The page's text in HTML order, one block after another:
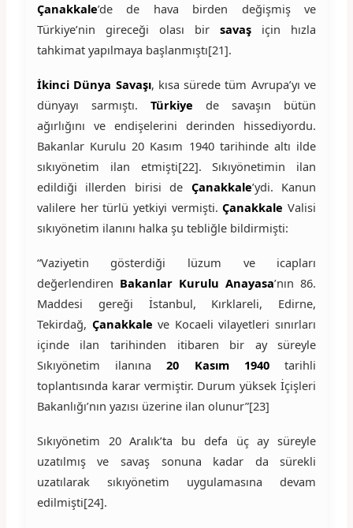
Çanakkale’de de hava birden değişmiş ve
Türkiye’nin gireceği olası birsavaş için hızla
tahkimat yapılmaya başlanmıştı[21].
İkinci Dünya Savaşı, kısa sürede tüm Avrupa’yı ve
dünyayı sarmıştı. Türkiye de savaşın bütün
ağırlığını ve endişelerini derinden hissediyordu.
Bakanlar Kurulu 20 Kasım 1940 tarihinde altı ilde
sıkıyönetim ilan etmişti[22]. Sıkıyönetimin ilan
edildiği illerden birisi de Çanakkale’ydi. Kanun
valilere her türlü yetkiyi vermişti.Çanakkale Valisi
sıkıyönetim ilanını halka şu tebliğle bildirmişti:
“Vaziyetin gösterdiği lüzum ve icapları
değerlendiren Bakanlar Kurulu Anayasa’nın 86.
Maddesi gereği İstanbul, Kırklareli, Edirne,
Tekirdağ, Çanakkale ve Kocaeli vilayetleri sınırları
içinde ilan tarihinden itibaren bir ay süreyle
Sıkıyönetim ilanına20 Kasım 1940tarihli
toplantısında karar vermiştir. Durum yüksek İçişleri
Bakanlığı’nın yazısı üzerine ilan olunur”[23]
Sıkıyönetim 20 Aralık’ta bu defa üç ay süreyle
uzatılmış ve savaş sonuna kadar da sürekli
uzatılarak sıkıyönetim uygulamasına devam
edilmişti[24].